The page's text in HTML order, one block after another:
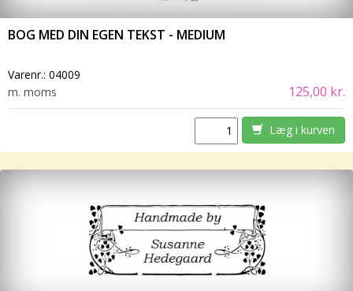
BOG MED DIN EGEN TEKST - MEDIUM
Varenr.: 04009
m. moms
125,00 kr.
Læg i kurven